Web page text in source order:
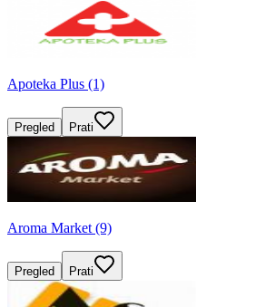
Apoteka Plus (1)
Pregled Prati
Aroma Market (9)
Pregled Prati